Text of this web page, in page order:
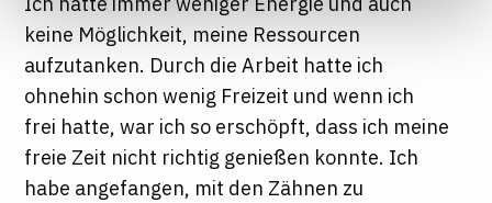
Informationen finden Sie in unseren
Datenschutzhinweisen
keine Möglichkeit, meine Ressourcen
aufzutanken. Durch die Arbeit hatte ich
ohnehin schon wenig Freizeit und wenn ich
frei hatte, war ich so erschöpft, dass ich meine
freie Zeit nicht richtig genießen konnte. Ich
habe angefangen, mit den Zähnen zu